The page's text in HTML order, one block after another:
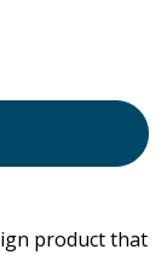
product that